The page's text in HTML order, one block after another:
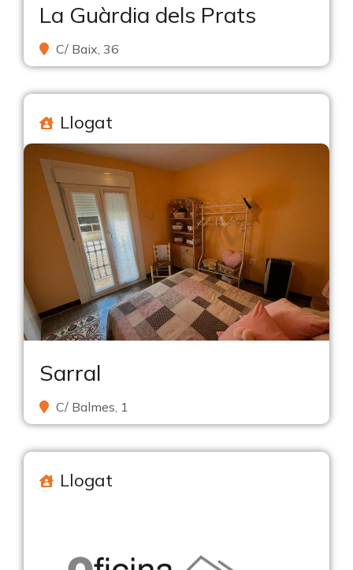
La Guàrdia dels Prats
C/ Baix, 36
Llogat
Sarral
C/ Balmes, 1
Llogat